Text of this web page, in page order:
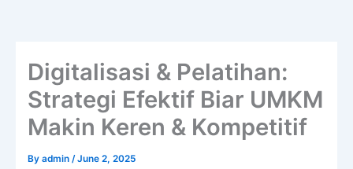
Digitalisasi & Pelatihan:
Strategi Efektif Biar UMKM
Makin Keren & Kompetitif
By admin /June 2, 2025